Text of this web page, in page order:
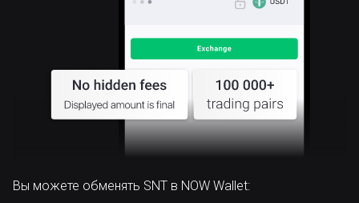
Вы можете обменять SNT в NOW Wallet: